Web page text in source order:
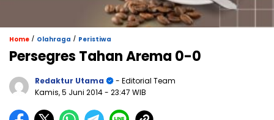
Home / Olahraga / Peristiwa
Persegres Tahan Arema 0-0
Redaktur Utama
- Editorial Team
Kamis, 5 Juni 2014- 23:47 WIB